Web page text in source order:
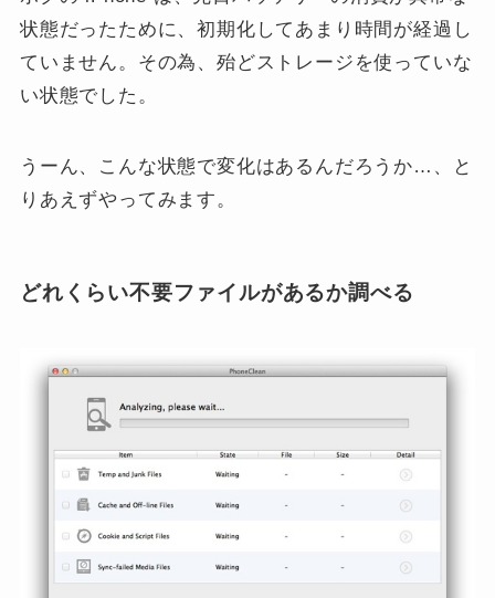
状態だったために、初期化してあまり時間が経過し
ていません。その為、殆どストレージを使っていな
い状態でした。
うーん、こんな状態で変化はあるんだろうか…、と
りあえずやってみます。
どれくらい不要ファイルがあるか調べる